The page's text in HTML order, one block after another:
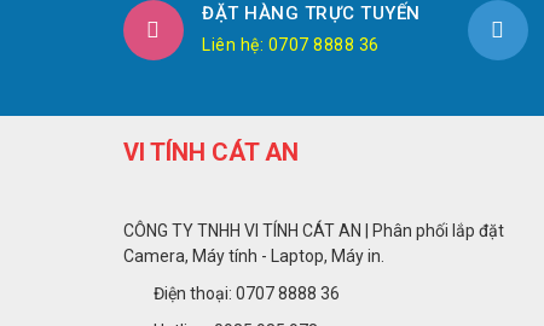
ĐẶT HÀNG TRỰC TUYẾN
Liên hệ: 0707 8888 36
VI TÍNH CÁT AN
CÔNG TY TNHH VI TÍNH CÁT AN | Phân phối lắp đặt
Camera, Máy tính - Laptop, Máy in.
Điện thoại: 0707 8888 36